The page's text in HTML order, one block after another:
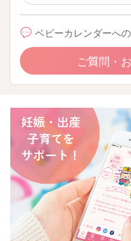
ベビーカレンダーへ
ご質問・